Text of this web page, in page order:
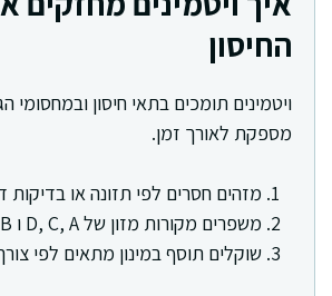
החיסון
ויטמינים תומכים בתאי חיסון ובמחסומי
מספקת לאורך זמן.
מזהים חסרים לפי תזונה או בדיקות
משפרים מקורות מזון של D, C, A ו B
שוקלים תוסף במינון מתאים לפי